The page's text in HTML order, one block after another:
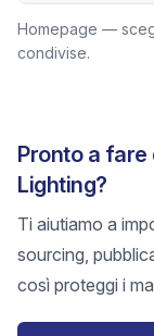
Homepage —
condivise.
Pronto a fare
Lighting?
Ti aiutiamo a
sourcing,
così proteggi i